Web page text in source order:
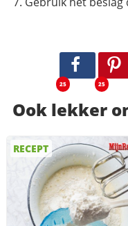
25 25
Ook lekker
RECEPT